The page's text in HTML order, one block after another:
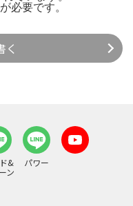
が必要です。
く
&
ン
パワー